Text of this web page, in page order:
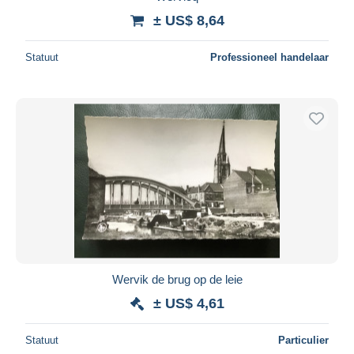
± US$ 8,64
Statuut Professioneel handelaar
Wervik de brug op de leie
± US$ 4,61
Statuut Particulier